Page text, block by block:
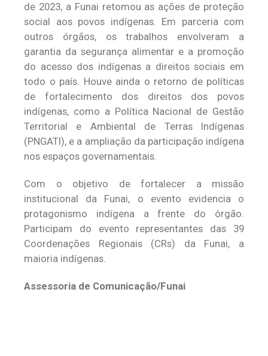
de 2023, a Funai retomou as ações de proteção
social aos povos indígenas. Em parceria com
outros órgãos, os trabalhos envolveram a
garantia da segurança alimentar e a promoção
do acesso dos indígenas a direitos sociais em
todo o país. Houve ainda o retorno de políticas
de fortalecimento dos direitos dos povos
indígenas, como a Política Nacional de Gestão
Territorial e Ambiental de Terras Indígenas
(PNGATI), e a ampliação da participação indígena
nos espaços governamentais.
Com o objetivo de fortalecer a missão
institucional da Funai, o evento evidencia o
protagonismo indígena a frente do órgão.
Participam do evento representantes das 39
Coordenações Regionais (CRs) da Funai, a
maioria indígenas.
Assessoria de Comunicação/Funai